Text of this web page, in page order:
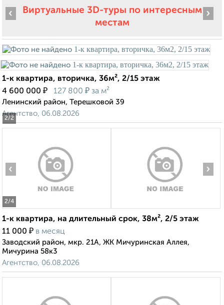
Виртуальные 3D-туры по интересным
местам
2/2
‹ ›
1-к квартира, вторичка, 36м², 2/15 этаж
4 600 000 ₽ 127 800 ₽ за м²
Ленинский район, Терешковой 39
Агентство, 06.08.2026
2/4
‹ ›
1-к квартира, на длительный срок, 38м², 2/5 этаж
11 000 ₽ в месяц
Заводский район, мкр. 21А, ЖК Мичуринская Аллея,
Мичурина 58к3
Агентство, 06.08.2026